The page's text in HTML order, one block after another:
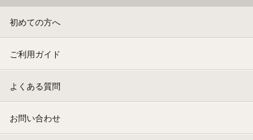
初めての方へ
ご利用ガイド
よくある質問
お問い合わせ